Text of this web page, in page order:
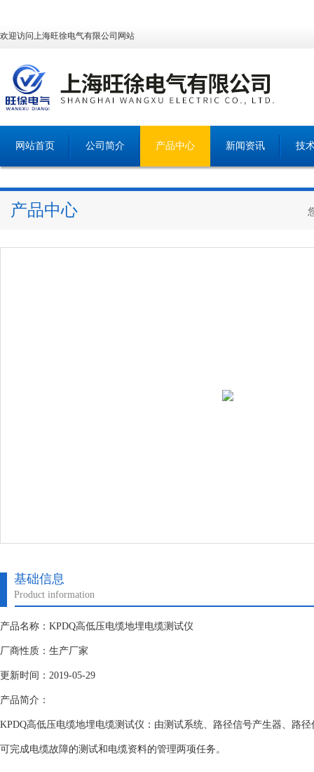
欢迎访问上海旺徐电气有限公司网站
网站首页 公司简介 产品中心 新闻资讯 技
产品中心
基础信息
Product information
产品名称：KPDQ高低压电缆地埋电缆测试仪
厂商性质：生产厂家
更新时间：2019-05-29
产品简介：
KPDQ高低压电缆地埋电缆测试仪：由测试系统、路径信号产生器、路
可完成电缆故障的测试和电缆资料的管理两项任务。